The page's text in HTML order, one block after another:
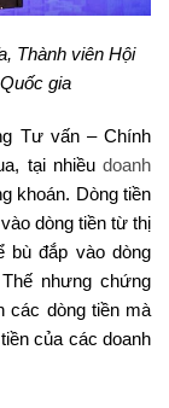
Thành viên Hội
gia
Tư vấn – Chính
tại nhiều doanh
khoán. Dòng tiền
dòng tiền từ thị
bù đắp vào dòng
nhưng chứng
các dòng tiền mà
của các doanh